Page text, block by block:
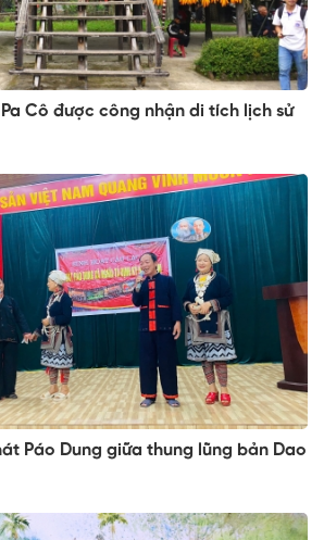
Cô được công nhận di tích lịch sử
Páo Dung giữa thung lũng bản Dao